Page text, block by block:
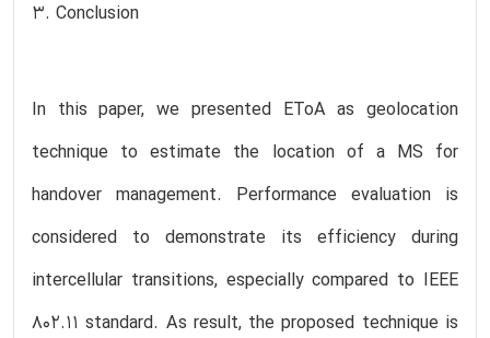
3. Conclusion
In this paper, we presented EToA as geolocation
technique to estimate the location of a MS for
handover management. Performance evaluation is
considered to demonstrate its efficiency during
intercellular transitions, especially compared to IEEE
802.11 standard. As result, the proposed technique is